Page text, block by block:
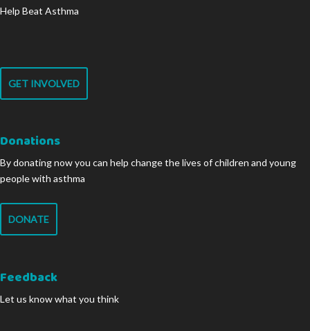
Help Beat Asthma
GET INVOLVED
Donations
By donating now you can help change the lives of children and young
people with asthma
DONATE
Feedback
Let us know what you think